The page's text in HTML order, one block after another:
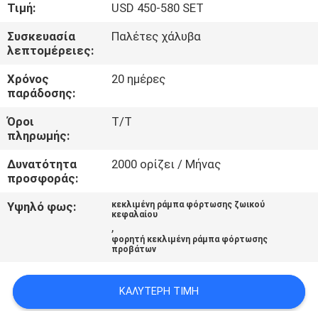
ΕΛΆΤΕ
ΣΕ
ΕΠΑΦΉ
ΜΕ
ΖΗΤΉΣΤΕ
ΈΝΑ
ΑΠΌΣΠΑΣΜΑ
ΠΟΛΙΤΙΚΉ
ΜΥΣΤΙΚΌΤΗΤΑΣ
Τιμή:
USD 450-580 SET
Συσκευασία
λεπτομέρειες:
Παλέτες χάλυβα
Χρόνος
παράδοσης:
20 ημέρες
Όροι
πληρωμής:
T/T
Δυνατότητα
προσφοράς:
2000 ορίζει / Μήνας
Υψηλό φως:
κεκλιμένη ράμπα φόρτωσης ζωικού
κεφαλαίου
,
φορητή κεκλιμένη ράμπα φόρτωσης
προβάτων
ΚΑΛΎΤΕΡΗ ΤΙΜΉ